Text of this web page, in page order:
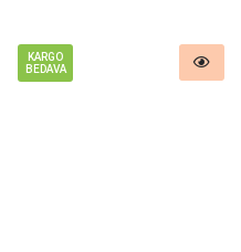
KARGO
BEDAVA